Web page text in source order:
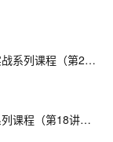
云栖社区特邀专家徐雷Java Spring Boot开发实战系列课程（第20讲）：经典面试题与阿里等名企内部招聘求职面试技巧
阿里特邀专家徐雷Java Spring Boot开发实战系列课程（第18讲）：制作Java Docker镜像与推送到DockerHub和阿里云Docker仓库